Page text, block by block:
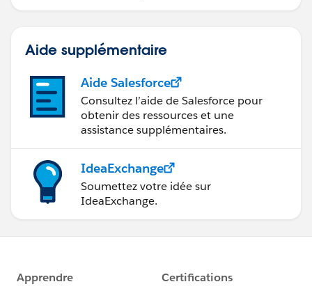
Aide supplémentaire
Aide Salesforce
Consultez l’aide de Salesforce pour
obtenir des ressources et une
assistance supplémentaires.
IdeaExchange
Soumettez votre idée sur
IdeaExchange.